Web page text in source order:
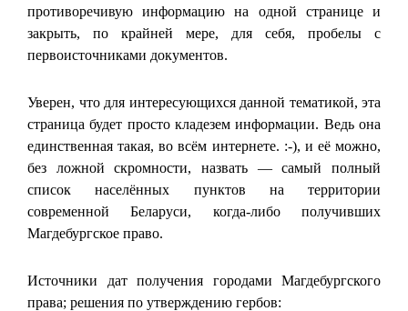
противоречивую информацию на одной странице и
закрыть, по крайней мере, для себя, пробелы с
первоисточниками документов.
Уверен, что для интересующихся данной тематикой, эта
страница будет просто кладезем информации. Ведь она
единственная такая, во всём интернете. :-), и её можно,
без ложной скромности, назвать — самый полный
список населённых пунктов на территории
современной Беларуси, когда-либо получивших
Магдебургское право.
Источники дат получения городами Магдебургского
права; решения по утверждению гербов: